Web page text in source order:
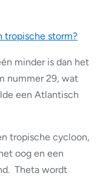
tropische storm?
minder is dan het
nummer 29, wat
een Atlantisch
tropische cycloon,
oog en een
Theta wordt